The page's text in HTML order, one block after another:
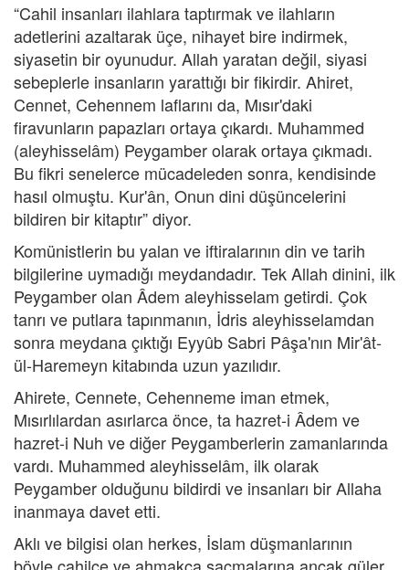
“Cahil insanları ilahlara taptırmak ve ilahların
adetlerini azaltarak üçe, nihayet bire indirmek,
siyasetin bir oyunudur. Allah yaratan değil, siyasi
sebeplerle insanların yarattığı bir fikirdir. Ahiret,
Cennet, Cehennem laflarını da, Mısır'daki
firavunların papazları ortaya çıkardı. Muhammed
(aleyhisselâm) Peygamber olarak ortaya çıkmadı.
Bu fikri senelerce mücadeleden sonra, kendisinde
hasıl olmuştu. Kur'ân, Onun dini düşüncelerini
bildiren bir kitaptır” diyor.
Komünistlerin bu yalan ve iftiralarının din ve tarih
bilgilerine uymadığı meydandadır. Tek Allah dinini, ilk
Peygamber olan Âdem aleyhisselam getirdi. Çok
tanrı ve putlara tapınmanın, İdris aleyhisselamdan
sonra meydana çıktığı Eyyûb Sabri Pâşa'nın Mir'ât-
ül-Haremeyn kitabında uzun yazılıdır.
Ahirete, Cennete, Cehenneme iman etmek,
Mısırlılardan asırlarca önce, ta hazret-i Âdem ve
hazret-i Nuh ve diğer Peygamberlerin zamanlarında
vardı. Muhammed aleyhisselâm, ilk olarak
Peygamber olduğunu bildirdi ve insanları bir Allaha
inanmaya davet etti.
Aklı ve bilgisi olan herkes, İslam düşmanlarının